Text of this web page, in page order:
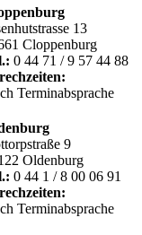
13
Cloppenburg
0 44 71 / 9 57 44 88
Terminabsprache
9
Oldenburg
0 44 1 / 8 00 06 91
Terminabsprache